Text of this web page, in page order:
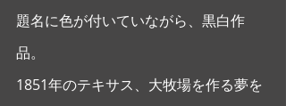
題名に色が付いていながら、黒白作
品。
1851年のテキサス、大牧場を作る夢を